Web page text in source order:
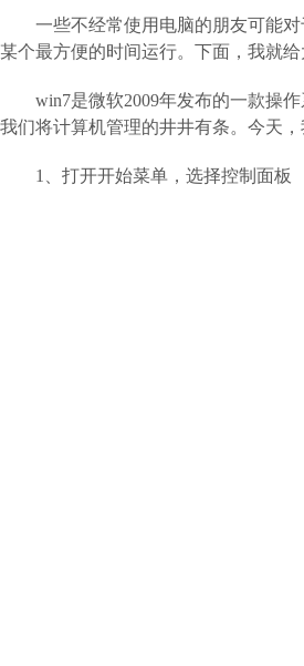
一些不经常使用电脑的朋友可能
某个最方便的时间运行。下面，我就
win7是微软2009年发布的一款操
我们将计算机管理的井井有条。今天
1、打开开始菜单，选择控制面板